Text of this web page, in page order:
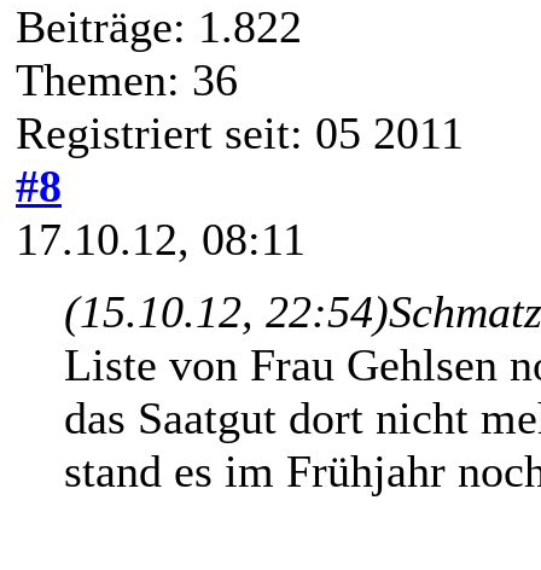
Beiträge: 1.822
Themen: 36
Registriert seit: 05 2011
#8
17.10.12, 08:11
(15.10.12, 22:54)
Liste von Frau Gehlsen
das Saatgut dort nicht
stand es im Frühjahr